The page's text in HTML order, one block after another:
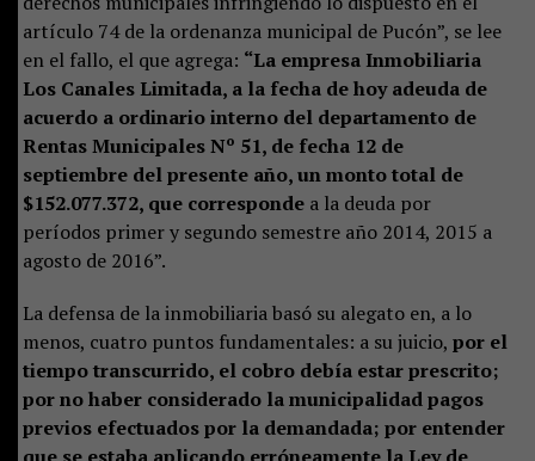
artículo 74 de la ordenanza municipal de Pucón”, se lee
en el fallo, el que agrega: “La empresa Inmobiliaria
Los Canales Limitada, a la fecha de hoy adeuda de
acuerdo a ordinario interno del departamento de
Rentas Municipales Nº 51, de fecha 12 de
septiembre del presente año, un monto total de
$152.077.372, que correspondea la deuda por
períodos primer y segundo semestre año 2014, 2015 a
agosto de 2016”.
La defensa de la inmobiliaria basó su alegato en, a lo
menos, cuatro puntos fundamentales: a su juicio, por el
tiempo transcurrido, el cobro debía estar prescrito;
por no haber considerado la municipalidad pagos
previos efectuados por la demandada; por entender